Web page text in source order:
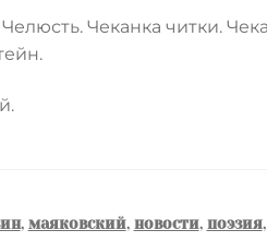
Чеканка читки.
, маяковский, новости, поэзия,